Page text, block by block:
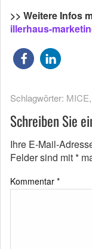
>> Weitere Infos
illerhaus-
Schlagwörter: MICE,
Schreiben Sie
Ihre E-Mail-
Felder sind mit*
Kommentar *